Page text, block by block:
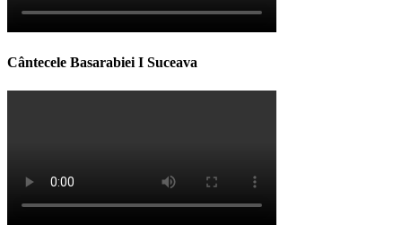
Cântecele Basarabiei I Suceava